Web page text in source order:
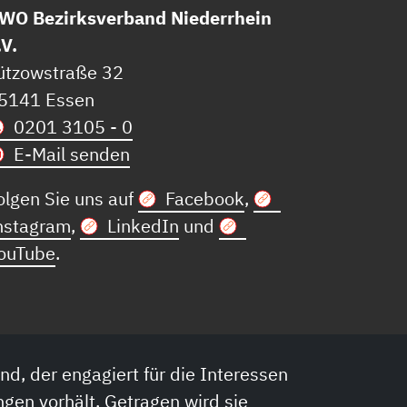
Bezirksverband Niederrhein
32
Essen
0201 3105 - 0
E-Mail senden
Sie uns auf
Facebook,
, LinkedIn und
.
der engagiert für die Interessen
vorhält. Getragen wird sie